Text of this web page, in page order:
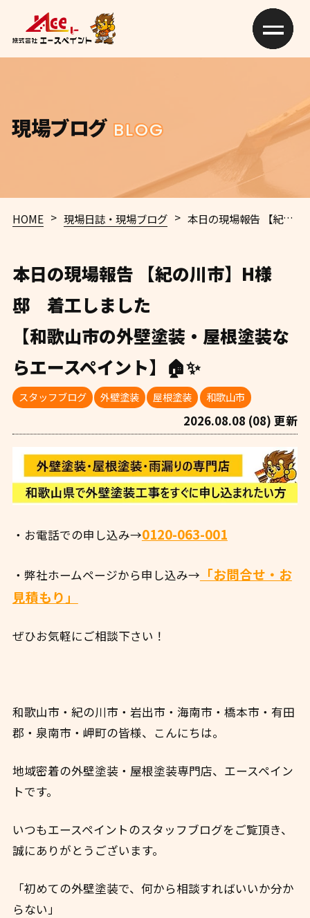
現場ブログ BLOG
HOME > 現場日誌・現場ブログ > 本日の現場報告 【紀の川市】H様邸 着工しました
本日の現場報告 【紀の川市】H様
邸 着工しました
【和歌山市の外壁塗装・屋根塗装な
らエースペイント】🏠✨
スタッフブログ 外壁塗装 屋根塗装 和歌山市
2026.08.08 (08) 更新
・お電話での申し込み→0120-063-001
・弊社ホームページから申し込み→ 「お問合せ・お
見積もり」
ぜひお気軽にご相談下さい！
和歌山市・紀の川市・岩出市・海南市・橋本市・有田
郡・泉南市・岬町の皆様、こんにちは。
地域密着の外壁塗装・屋根塗装専門店、エースペイン
トです。
いつもエースペイントのスタッフブログをご覧頂き、
誠にありがとうございます。
「初めての外壁塗装で、何から相談すればいいか分か
らない」